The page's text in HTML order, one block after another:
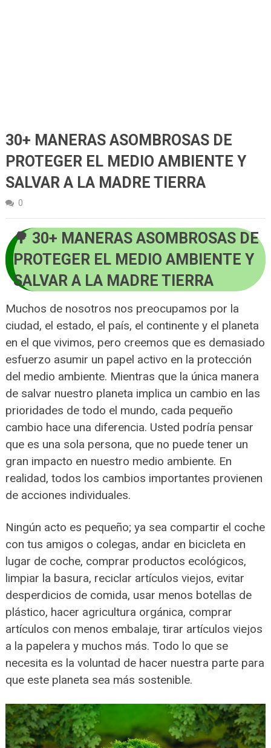
30+ MANERAS ASOMBROSAS DE
PROTEGER EL MEDIO AMBIENTE Y
SALVAR A LA MADRE TIERRA
0
30+ MANERAS ASOMBROSAS DE
PROTEGER EL MEDIO AMBIENTE Y
SALVAR A LA MADRE TIERRA
Muchos de nosotros nos preocupamos por la
ciudad, el estado, el país, el continente y el planeta
en el que vivimos, pero creemos que es demasiado
esfuerzo asumir un papel activo en la protección
del medio ambiente. Mientras que la única manera
de salvar nuestro planeta implica un cambio en las
prioridades de todo el mundo, cada pequeño
cambio hace una diferencia. Usted podría pensar
que es una sola persona, que no puede tener un
gran impacto en nuestro medio ambiente. En
realidad, todos los cambios importantes provienen
de acciones individuales.
Ningún acto es pequeño; ya sea compartir el coche
con tus amigos o colegas, andar en bicicleta en
lugar de coche, comprar productos ecológicos,
limpiar la basura, reciclar artículos viejos, evitar
desperdicios de comida, usar menos botellas de
plástico, hacer agricultura orgánica, comprar
artículos con menos embalaje, tirar artículos viejos
a la papelera y muchos más. Todo lo que se
necesita es la voluntad de hacer nuestra parte para
que este planeta sea más sostenible.